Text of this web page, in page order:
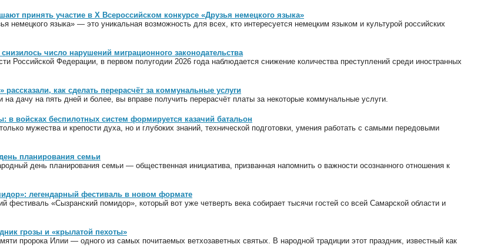
принять участие в Х Всероссийском конкурсе «Друзья немецкого языка»
немецкого языка» — это уникальная возможность для всех, кто интересуется немецким языком и культурой российских
число нарушений миграционного законодательства
Российской Федерации, в первом полугодии 2026 года наблюдается снижение количества преступлений среди иностранных
рассказали, как сделать перерасчёт за коммунальные услуги
на дачу на пять дней и более, вы вправе получить перерасчёт платы за некоторые коммунальные услуги.
в войсках беспилотных систем формируется казачий батальон
мужества и крепости духа, но и глубоких знаний, технической подготовки, умения работать с самыми передовыми
планирования семьи
день планирования семьи — общественная инициатива, призванная напомнить о важности осознанного отношения к
легендарный фестиваль в новом формате
фестиваль «Сызранский помидор», который вот уже четверть века собирает тысячи гостей со всей Самарской области и
грозы и «крылатой пехоты»
пророка Илии — одного из самых почитаемых ветхозаветных святых. В народной традиции этот праздник, известный как